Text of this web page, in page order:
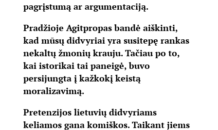
pagrįstumą ar argumentaciją.
Pradžioje Agitpropas bandė aiškinti,
kad mūsų didvyriai yra susitepę rankas
nekaltų žmonių krauju. Tačiau po to,
kai istorikai tai paneigė, buvo
persijungta į kažkokį keistą
moralizavimą.
Pretenzijos lietuvių didvyriams
keliamos gana komiškos. Taikant jiems